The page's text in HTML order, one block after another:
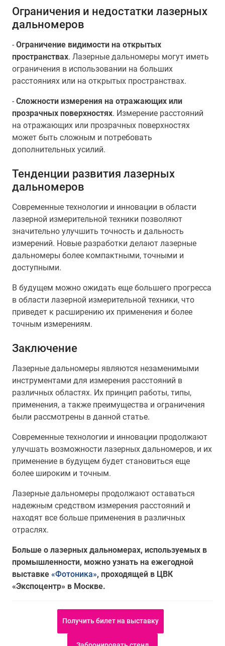
Ограничения и недостатки лазерных
дальномеров
- Ограничение видимости на открытых
пространствах. Лазерные дальномеры могут иметь
ограничения в использовании на больших
расстояниях или на открытых пространствах.
- Сложности измерения на отражающих или
прозрачных поверхностях. Измерение расстояний
на отражающих или прозрачных поверхностях
может быть сложным и потребовать
дополнительных усилий.
Тенденции развития лазерных
дальномеров
Современные технологии и инновации в области
лазерной измерительной техники позволяют
значительно улучшить точность и дальность
измерений. Новые разработки делают лазерные
дальномеры более компактными, точными и
доступными.
В будущем можно ожидать еще большего прогресса
в области лазерной измерительной техники, что
приведет к расширению их применения и более
точным измерениям.
Заключение
Лазерные дальномеры являются незаменимыми
инструментами для измерения расстояний в
различных областях. Их принцип работы, типы,
применения, а также преимущества и ограничения
были рассмотрены в данной статье.
Современные технологии и инновации продолжают
улучшать возможности лазерных дальномеров, и их
применение в будущем будет становиться еще
более широким и точным.
Лазерные дальномеры продолжают оставаться
надежным средством измерения расстояний и
находят все больше применения в различных
отраслях.
Больше о лазерных дальномерах, используемых в
промышленности, можно узнать на ежегодной
выставке «Фотоника», проходящей в ЦВК
«Экспоцентр» в Москве.
Получить билет на выставку